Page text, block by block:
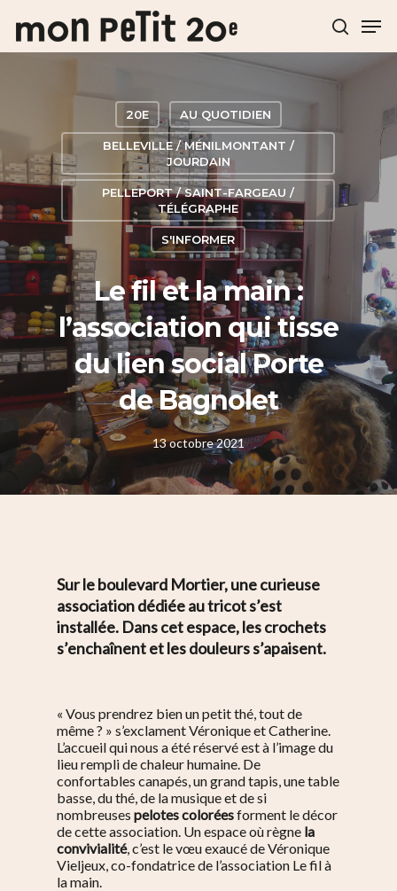
Hit enter to search or ESC to close
20E AU QUOTIDIEN
BELLEVILLE / MÉNILMONTANT /
JOURDAIN
PELLEPORT / SAINT-FARGEAU /
TÉLÉGRAPHE
S'INFORMER
Le fil et la main :
l’association qui tisse
du lien social Porte
de Bagnolet
13 octobre 2021
Sur le boulevard Mortier, une curieuse
association dédiée au tricot s’est
installée. Dans cet espace, les crochets
s’enchaînent et les douleurs s’apaisent.
« Vous prendrez bien un petit thé, tout de
même ? » s’exclament Véronique et Catherine.
L’accueil qui nous a été réservé est à l’image du
lieu rempli de chaleur humaine. De
confortables canapés, un grand tapis, une table
basse, du thé, de la musique et de si
nombreuses pelotes coloréesforment le décor
de cette association. Un espace où règne la
convivialité, c’est le vœu exaucé de Véronique
Vieljeux, co-fondatrice de l’association Le fil à
la main.